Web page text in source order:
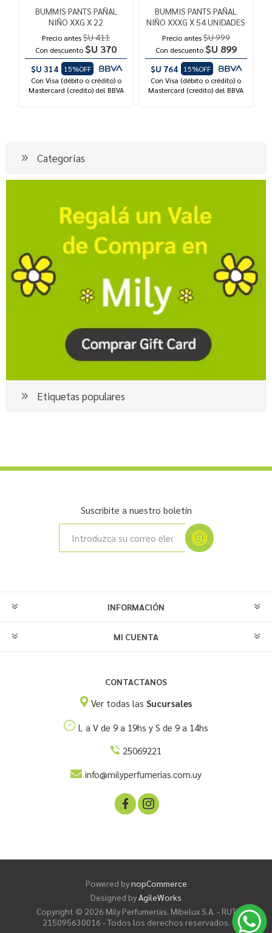
BUMMIS PANTS PAÑAL
NIÑO XXG X 22
Precio antes$U 411
Con descuento $U 370
$U 314
15%OFF
Con Visa (débito o crédito) o
Mastercard (credito) del BBVA
BUMMIS PANTS PAÑAL
NIÑO XXXG X 54 UNIDADES
Precio antes$U 999
Con descuento $U 899
$U 764
15%OFF
Con Visa (débito o crédito) o
Mastercard (credito) del BBVA
Categorías
Etiquetas populares
Suscribite a nuestro boletín
INFORMACIÓN
MI CUENTA
CONTACTANOS
Ver todas las Sucursales
L a V de 9 a 19hs y S de 9 a 14hs
25069221
info@milyperfumerias.com.uy
Powered bynopCommerce
Designed byAgileWorks
Copyright © 2026 Mily Perfumerías. Mibelux S.A. - RUT
215095630016 - Todos los derechos reservados.